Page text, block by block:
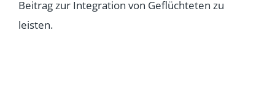
Beitrag zur Integration von Geflüchteten zu
leisten.